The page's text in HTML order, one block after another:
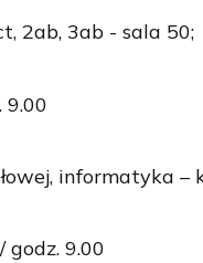
2ab, 3ab - sala 50;
9.00
informatyka –
godz. 9.00